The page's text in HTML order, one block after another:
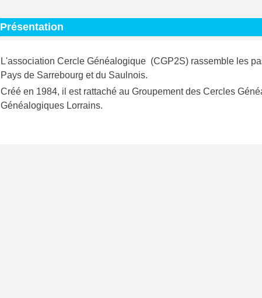
Présentation
L'association Cercle Généalogique (CGP2S) rassemble les
Pays de Sarrebourg et du Saulnois.
Créé en 1984, il est rattaché au Groupement des Cercles
Généalogiques Lorrains.